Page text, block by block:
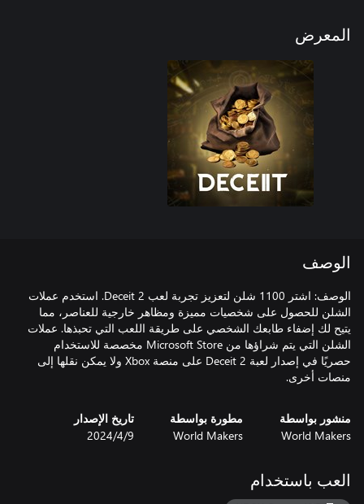
المعرض
الوصف
الوصف: اشتر 1100 شلن لتعزيز تجربة لعب Deceit 2. استخدم عملات
الشلن للحصول على شخصيات مميزة ومظاهر خارجية للعناصر، مما
يتيح لك إضفاء طابعك الشخصي على طريقة اللعب التي تحبذها. عملات
الشلن التي يتم شراؤها من Microsoft Store مخصصة للاستخدام
حصريًا في إصدار لعبة Deceit 2 على منصة Xbox ولا يمكن نقلها إلى
منصات أخرى.
منشور بواسطة
World Makers
مطورة بواسطة
World Makers
تاريخ الإصدار
9‏/4‏/2024
العب باستخدام